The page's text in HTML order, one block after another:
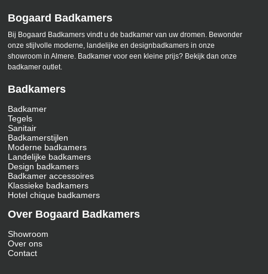
Bogaard Badkamers
Bij Bogaard Badkamers vindt u de badkamer van uw dromen. Bewonder
onze stijlvolle moderne, landelijke en designbadkamers in onze
showroom in Almere. Badkamer voor een kleine prijs? Bekijk dan onze
badkamer outlet.
Badkamers
Badkamer
Tegels
Sanitair
Badkamerstijlen
Moderne badkamers
Landelijke badkamers
Design badkamers
Badkamer accessoires
Klassieke badkamers
Hotel chique badkamers
Over Bogaard Badkamers
Showroom
Over ons
Contact